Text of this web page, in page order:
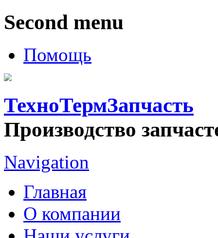
Second menu
Помощь
ТехноТермЗапчасть
Производство
Navigation
Главная
О компании